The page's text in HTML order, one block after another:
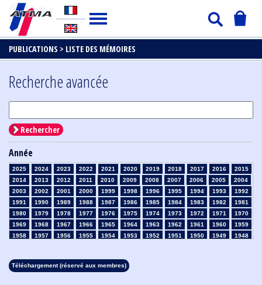
PUBLICATIONS > LISTE DES MÉMOIRES
Recherche avancée
Rechercher
Année
2025 2024 2023 2022 2021 2020 2019 2018 2017 2016
2015
2014
2013 2012 2011 2010 2009 2008 2007 2006 2005
2004
2003
2002 2001 2000 1999 1998 1996 1995 1994 1993
1992
1991
1990 1989 1988 1987 1986 1985 1984 1983 1982
1981
1980
1979 1978 1977 1976 1975 1974 1973 1972 1971
1970
1969
1968 1967 1966 1965 1964 1963 1962 1961 1960
1959
1958
1957 1956 1955 1954 1953 1952 1951 1950 1949
1948
1913
1912 1911 1910 1909 1908
Téléchargement (réservé aux membres)